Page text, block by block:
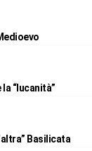
la “lucanità”
Basilicata